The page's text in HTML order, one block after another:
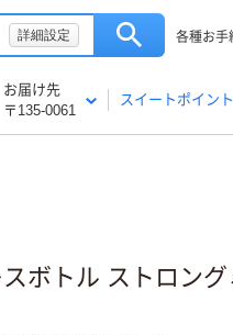
詳細設定 各種お手
お届け先
〒135-0061
スイートポイント
スボトル ストロン